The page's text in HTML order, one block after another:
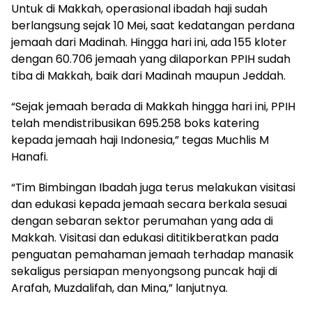
Untuk di Makkah, operasional ibadah haji sudah
berlangsung sejak 10 Mei, saat kedatangan perdana
jemaah dari Madinah. Hingga hari ini, ada 155 kloter
dengan 60.706 jemaah yang dilaporkan PPIH sudah
tiba di Makkah, baik dari Madinah maupun Jeddah.
“Sejak jemaah berada di Makkah hingga hari ini, PPIH
telah mendistribusikan 695.258 boks katering
kepada jemaah haji Indonesia,” tegas Muchlis M
Hanafi.
“Tim Bimbingan Ibadah juga terus melakukan visitasi
dan edukasi kepada jemaah secara berkala sesuai
dengan sebaran sektor perumahan yang ada di
Makkah. Visitasi dan edukasi dititikberatkan pada
penguatan pemahaman jemaah terhadap manasik
sekaligus persiapan menyongsong puncak haji di
Arafah, Muzdalifah, dan Mina,” lanjutnya.